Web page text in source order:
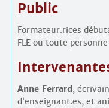
Public
Formateur.rices
FLE ou toute
Anne Ferrard ,
d’enseignant.es, et